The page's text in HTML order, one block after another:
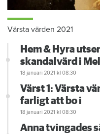
Värsta värden 2021
Hem & Hyra
skandalvärd i
18 januari 2021 kl 08:30
Värst 1: Värsta
farligt att bo i
18 januari 2021 kl 08:30
Anna tvingades